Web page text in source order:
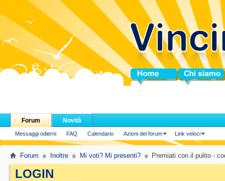
Home Chi siamo
Forum
Messaggi odierni FAQ Calendario Azioni del forum Link veloci
Novità
Forum Inoltre Mi voti? Mi presenti? Premiati con il pulito -
LOGIN.